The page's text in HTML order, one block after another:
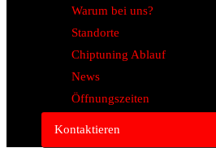
Warum bei uns?
Standorte
Chiptuning Ablauf
News
Öffnungszeiten
Kontaktieren